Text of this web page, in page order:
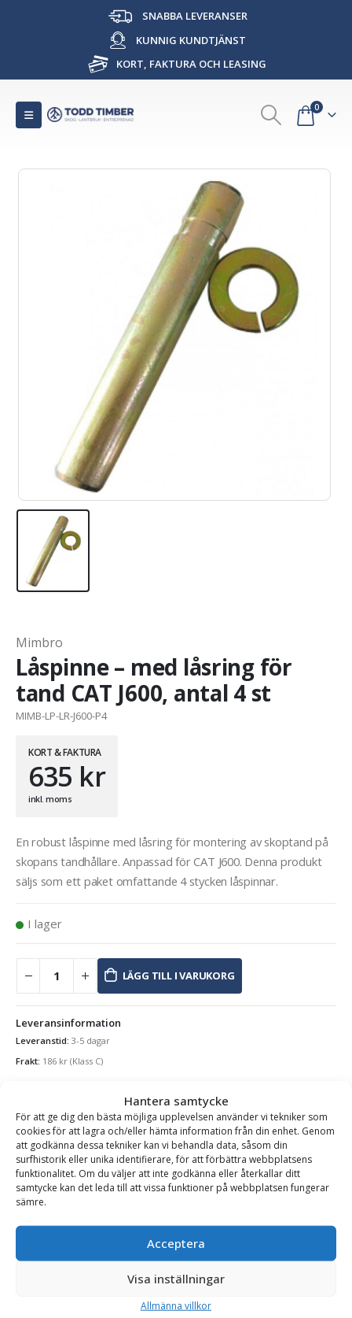
Hantera samtycke
För att ge dig den bästa möjliga upplevelsen använder vi tekniker som
cookies för att lagra och/eller hämta information från din enhet. Genom
att godkänna dessa tekniker kan vi behandla data, såsom din
surfhistorik eller unika identifierare, för att förbättra webbplatsens
funktionalitet. Om du väljer att inte godkänna eller återkallar ditt
samtycke kan det leda till att vissa funktioner på webbplatsen fungerar
sämre.
Acceptera
Visa inställningar
Allmänna villkor
SNABBA LEVERANSER
KUNNIG KUNDTJÄNST
KORT, FAKTURA OCH LEASING
0
Mimbro
Låspinne – med låsring för
tand CAT J600, antal 4 st
MIMB-LP-LR-J600-P4
KORT & FAKTURA
635 kr
inkl. moms
En robust låspinne med låsring för montering av skoptand på
skopans tandhållare. Anpassad för CAT J600. Denna produkt
säljs som ett paket omfattande 4 stycken låspinnar.
I lager
LÄGG TILL I VARUKORG
Leveransinformation
Leveranstid: 3-5 dagar
Frakt: 186 kr (Klass C)
Lås till Skoptänder
BESKRIVNING
Låspinne – med låsring för tand CAT J600, antal 4 st
En robust låspinne med låsring för montering av tand på
skopans tandhållare. Anpassad för CAT J600.
Denna produkt säljs som ett paket omfattande 4 stycken